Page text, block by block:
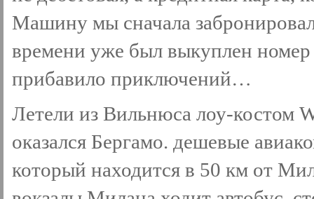
Машину мы сначала
времени уже был выкуплен номер
прибавило приключений…
Летели из Вильнюса лоу-костом
оказался Бергамо. дешевые
который находится в 50 км от